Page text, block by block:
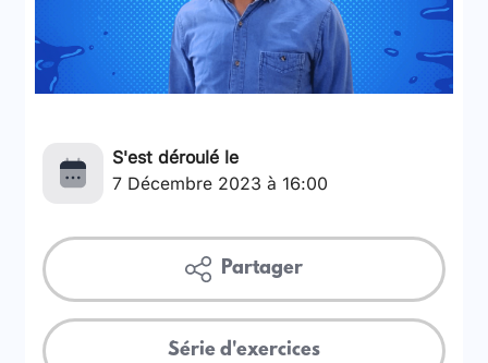
S'est déroulé le
7 Décembre 2023 à 16:00
Partager
Série d'exercices